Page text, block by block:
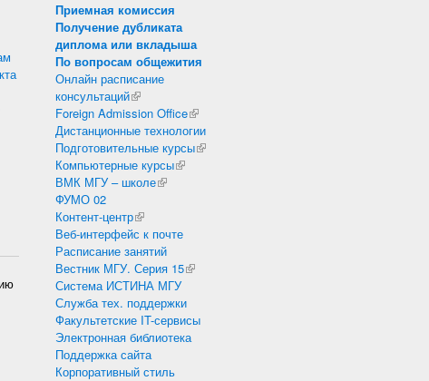
Приемная комиссия
Получение дубликата
диплома или вкладыша
По вопросам общежития
Онлайн расписание
консультаций(внешняя ссылка)
Foreign Admission Office(внешняя ссылка)
Дистанционные технологии
Подготовительные курсы(внешняя ссылка)
Компьютерные курсы(внешняя ссылка)
ВМК МГУ – школе(внешняя ссылка)
ФУМО 02
Контент-центр(внешняя ссылка)
Веб-интерфейс к почте
Расписание занятий
Вестник МГУ. Серия 15(внешняя ссылка)
Система ИСТИНА МГУ
Служба тех. поддержки
Факультетские IT-сервисы
Электронная библиотека
Поддержка сайта
Корпоративный стиль